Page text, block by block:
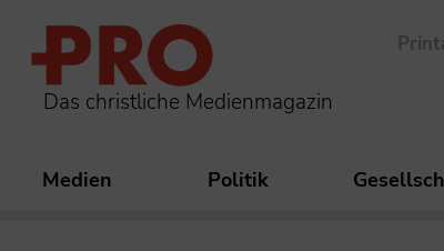
Das christliche Medienmagazin
Medien Politik